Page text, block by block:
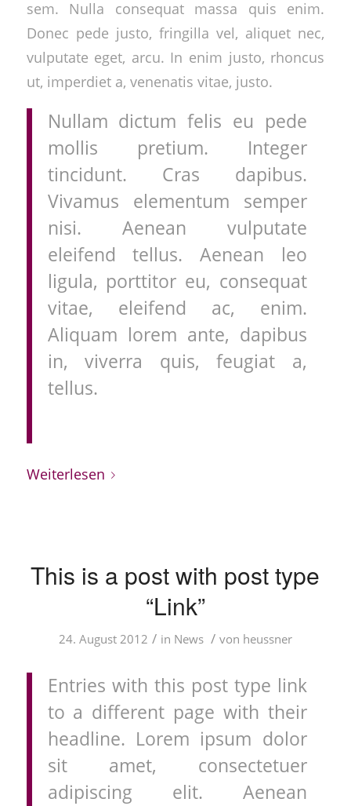
sem. Nulla consequat massa quis enim.
Donec pede justo, fringilla vel, aliquet nec,
vulputate eget, arcu. In enim justo, rhoncus
ut, imperdiet a, venenatis vitae, justo.
Nullam dictum felis eu pede
mollis pretium. Integer
tincidunt. Cras dapibus.
Vivamus elementum semper
nisi. Aenean vulputate
eleifend tellus. Aenean leo
ligula, porttitor eu, consequat
vitae, eleifend ac, enim.
Aliquam lorem ante, dapibus
in, viverra quis, feugiat a,
tellus.
Weiterlesen
This is a post with post type
“Link”
24. August 2012 / in News / von heussner
Entries with this post type link
to a different page with their
headline. Lorem ipsum dolor
sit amet, consectetuer
adipiscing elit. Aenean